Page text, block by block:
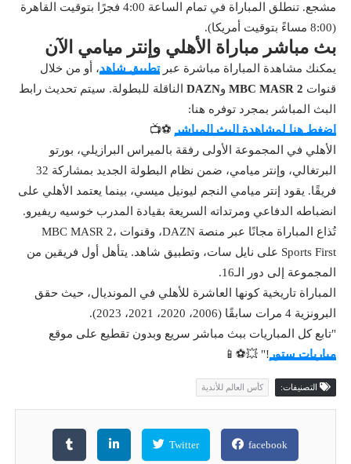
مشجع. تنطلق المباراة في تمام الساعة 4:00 فجرًا بتوقيت القاهرة
(8:00 مساءً بتوقيت أمريكا).
بث مباشر مباراة الأهلي وإنتر ميامي الآن
يمكنك مشاهدة المباراة مباشرة عبرتطبيق شاهد، أو من خلال
قنوات MBC MASR 2وDAZNالناقلة للبطولة. سيتم تحديث رابط
البث المباشر بمجرد توفره هنا:
اضغط هنا لمشاهدة البث المباشر⚽📺
الأهلي في المجموعة الأولى رفقة بالميراس البرازيلي، بورتو
البرتغالي، وإنتر ميامي، ضمن نظام البطولة الجديد بمشاركة 32
فريقًا. يقود إنتر ميامي النجم ليونيل ميسي، بينما يعتمد الأهلي على
انضباطه الدفاعي ومرتداته السريعة بقيادة المدرب خوسيه ريفيرو.
تُذاع المباراة مجانًا عبر منصة DAZN، وقنوات MBC MASR 2،
Sports First على نايل سات، وتطبيق شاهد. يتأهل أول فريقين من
المجموعة إلى دور الـ16.
المباراة تاريخية كونها العاشرة للأهلي في المونديال، حيث حقق
البرونزية 4 مرات سابقًا (2006، 2020، 2021، 2023).
"تابع كل المباريات ببث مباشر سريع وبدون تقطيع على موقع
مباريات ستور!" 💥⚽📱
التصنيفات: كأس العالم للأندية
facebook
Twitter